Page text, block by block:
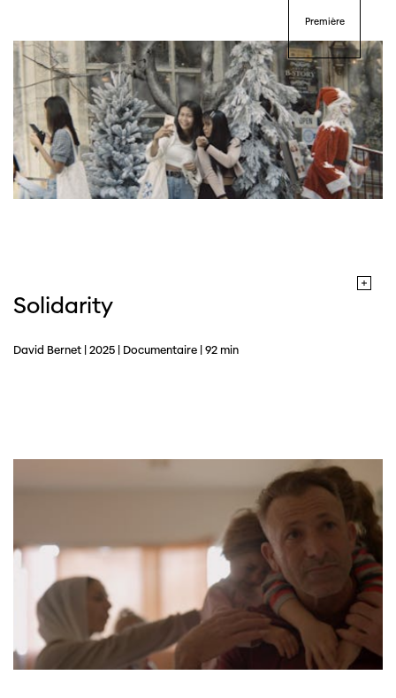
Première
Solidarity
David Bernet | 2025 | Documentaire | 92 min